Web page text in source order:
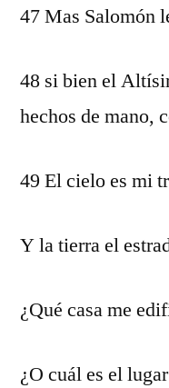
47 Mas Salomón
48 si bien el
hechos de mano,
49 El cielo es mi
Y la tierra el
¿Qué casa me
¿O cuál es el